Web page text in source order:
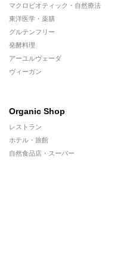
マクロビオティック・自然療法
東洋医学・薬膳
グルテンフリー
発酵料理
アーユルヴェーダ
ヴィーガン
Organic Shop
レストラン
ホテル・旅館
自然食品店・スーパー